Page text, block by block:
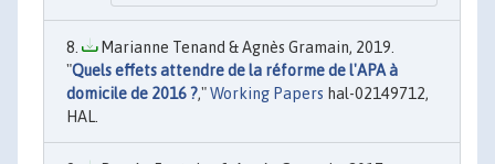
Marianne Tenand & Agnès Gramain, 2019.
"Quels effets attendre de la réforme de l'APA à
domicile de 2016 ?,"Working Papers hal-02149712,
HAL.